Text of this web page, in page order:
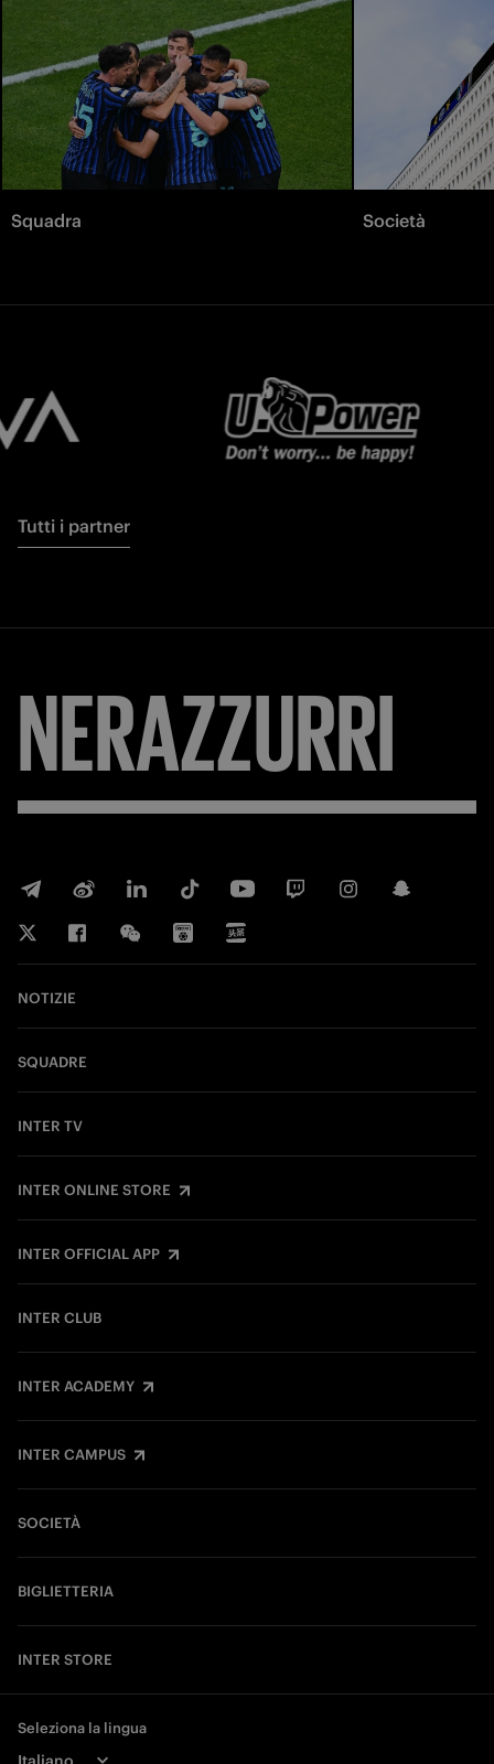
Squadra Società
Tutti i partner
NERAZZURRI
NOTIZIE
SQUADRE
INTER TV
INTER ONLINE STORE
INTER OFFICIAL APP
INTER CLUB
INTER ACADEMY
INTER CAMPUS
SOCIETÀ
BIGLIETTERIA
INTER STORE
Seleziona la lingua